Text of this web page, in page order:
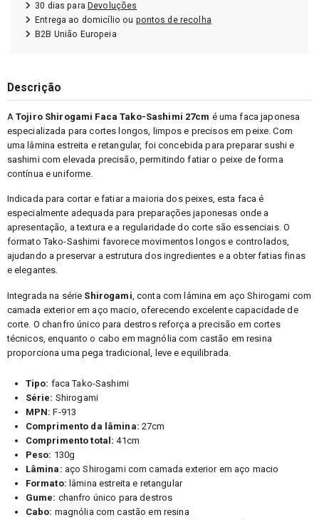
30 dias para Devoluções
Entrega ao domicílio ou pontos de recolha
B2B União Europeia
Descrição
ATojiro Shirogami Faca Tako-Sashimi 27cm é uma faca japonesa
especializada para cortes longos, limpos e precisos em peixe. Com
uma lâmina estreita e retangular, foi concebida para preparar sushi e
sashimi com elevada precisão, permitindo fatiar o peixe de forma
contínua e uniforme.
Indicada para cortar e fatiar a maioria dos peixes, esta faca é
especialmente adequada para preparações japonesas onde a
apresentação, a textura e a regularidade do corte são essenciais. O
formato Tako-Sashimi favorece movimentos longos e controlados,
ajudando a preservar a estrutura dos ingredientes e a obter fatias finas
e elegantes.
Integrada na série Shirogami , conta com lâmina em aço Shirogami com
camada exterior em aço macio, oferecendo excelente capacidade de
corte. O chanfro único para destros reforça a precisão em cortes
técnicos, enquanto o cabo em magnólia com castão em resina
proporciona uma pega tradicional, leve e equilibrada.
Tipo: faca Tako-Sashimi
Série: Shirogami
MPN: F-913
Comprimento da lâmina: 27cm
Comprimento total: 41cm
Peso: 130g
Lâmina: aço Shirogami com camada exterior em aço macio
Formato: lâmina estreita e retangular
Gume: chanfro único para destros
Cabo: magnólia com castão em resina